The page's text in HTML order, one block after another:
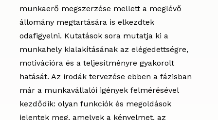
munkaerő megszerzése mellett a meglévő
állomány megtartására is elkezdtek
odafigyelni. Kutatások sora mutatja ki a
munkahely kialakításának az elégedettségre,
motivációra és a teljesítményre gyakorolt
hatását. Az irodák tervezése ebben a fázisban
már a munkavállalói igények felmérésével
kezdődik: olyan funkciók és megoldások
jelentek meg, amelyek a kényelmet, az